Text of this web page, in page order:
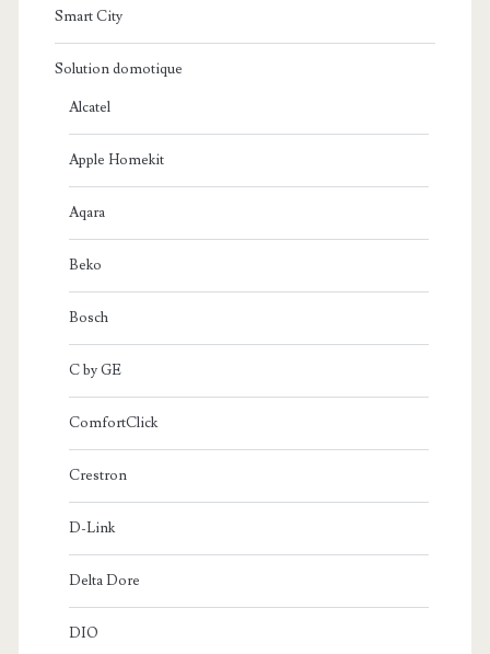
Smart City
Solution domotique
Alcatel
Apple Homekit
Aqara
Beko
Bosch
C by GE
ComfortClick
Crestron
D-Link
Delta Dore
DIO